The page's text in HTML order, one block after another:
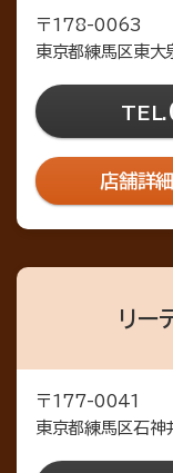
〒178-0063
東京都練馬区東
TEL.
店舗詳細
リー
〒177-0041
東京都練馬区石